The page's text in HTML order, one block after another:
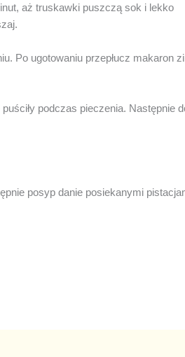
aż truskawki puszczą sok i lekko
Po ugotowaniu przepłucz makaron
podczas pieczenia. Następnie
posyp danie posiekanymi